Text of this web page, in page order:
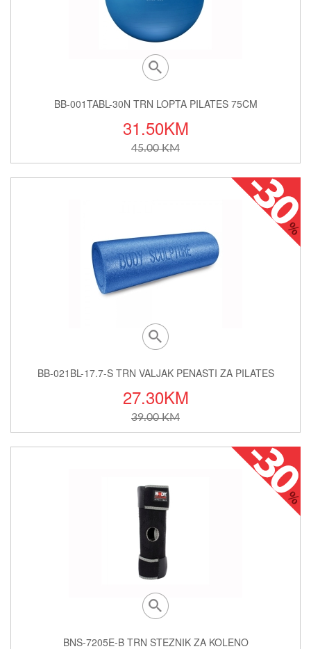
PILATES
BNS-3105E-B TRN STEZNIK ZA